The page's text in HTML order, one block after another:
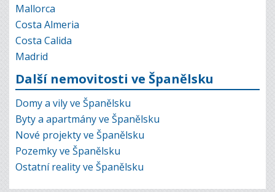
Mallorca
Costa Almeria
Costa Calida
Madrid
Další nemovitosti ve Španělsku
Domy a vily ve Španělsku
Byty a apartmány ve Španělsku
Nové projekty ve Španělsku
Pozemky ve Španělsku
Ostatní reality ve Španělsku